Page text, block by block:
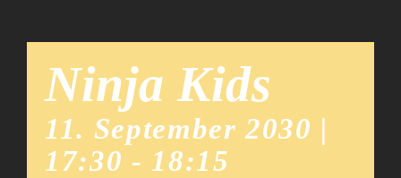
Ninja Kids
11. September 2030 |
17:30 - 18:15